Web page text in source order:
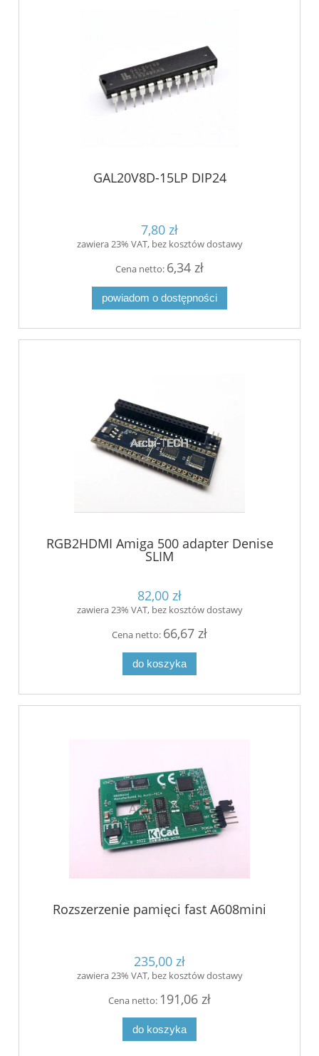
GAL20V8D-15LP DIP24
7,80 zł
zawiera 23% VAT, bez kosztów dostawy
Cena netto: 6,34 zł
powiadom o dostępności
RGB2HDMI Amiga 500 adapter Denise
SLIM
82,00 zł
zawiera 23% VAT, bez kosztów dostawy
Cena netto: 66,67 zł
do koszyka
Rozszerzenie pamięci fast A608mini
235,00 zł
zawiera 23% VAT, bez kosztów dostawy
Cena netto: 191,06 zł
do koszyka